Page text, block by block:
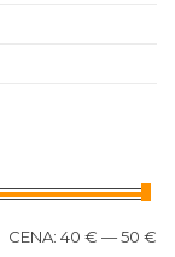
CENA: 40 € —50 €